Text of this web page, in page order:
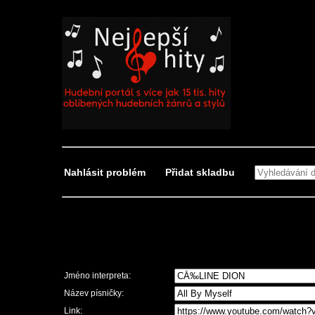
Nahlásit problém Přidat skladbu
Jméno interpreta:
Název písničky:
Link: